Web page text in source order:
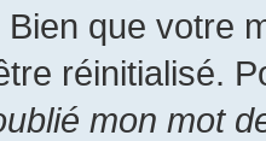
que votre
réinitialisé.
mon mot